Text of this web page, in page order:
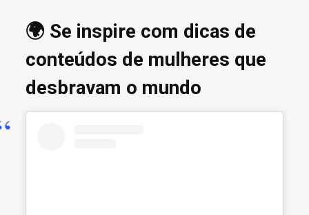
🌍 Se inspire com dicas de
conteúdos de mulheres que
desbravam o mundo